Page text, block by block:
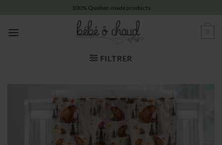
contenu
100% Quebec-made products
FILTRER